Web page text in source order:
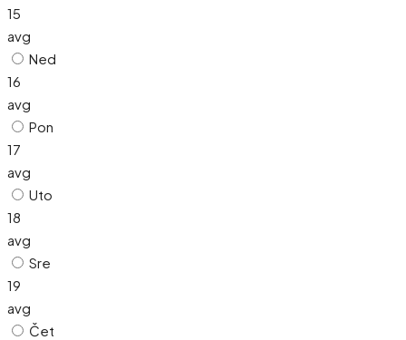
15
avg
Ned
16
avg
Pon
17
avg
Uto
18
avg
Sre
19
avg
Čet